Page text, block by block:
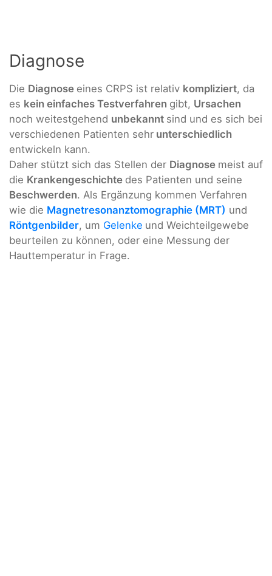
Diagnose
Die Diagnose eines CRPS ist relativ kompliziert, da
es kein einfaches Testverfahren gibt, Ursachen
noch weitestgehend unbekannt sind und es sich bei
verschiedenen Patienten sehr unterschiedlich
entwickeln kann.
Daher stützt sich das Stellen der Diagnose meist auf
die Krankengeschichte des Patienten und seine
Beschwerden. Als Ergänzung kommen Verfahren
wie die Magnetresonanztomographie (MRT) und
Röntgenbilder, um Gelenke und Weichteilgewebe
beurteilen zu können, oder eine Messung der
Hauttemperatur in Frage.